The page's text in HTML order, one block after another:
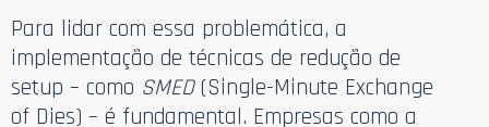
Para lidar com essa problemática, a
implementação de técnicas de redução de
setup – como SMED(Single-Minute Exchange
of Dies) – é fundamental. Empresas como a